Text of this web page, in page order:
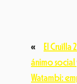
«
El
ánimo social
Watambi: